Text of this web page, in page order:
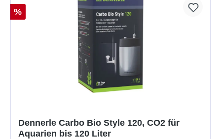
%
Dennerle Carbo Bio Style 120, CO2 für
Aquarien bis 120 Liter